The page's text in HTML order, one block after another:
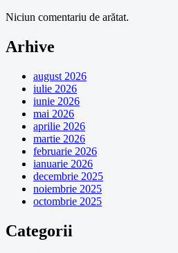
Niciun comentariu de arătat.
Arhive
august 2026
iulie 2026
iunie 2026
mai 2026
aprilie 2026
martie 2026
februarie 2026
ianuarie 2026
decembrie 2025
noiembrie 2025
octombrie 2025
Categorii